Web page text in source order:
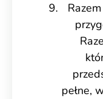
pełne,